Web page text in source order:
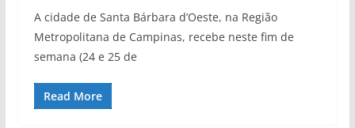
A cidade de Santa Bárbara d’Oeste, na Região
Metropolitana de Campinas, recebe neste fim de
semana (24 e 25 de
Read More